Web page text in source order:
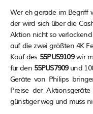
Wer eh gerade im Begriff
der wird sich über die
Aktion nicht so
auf die zwei größten 4K
Kauf des 55PUS9109wir
für den 55PUS7909und
Geräte von Philips
Preise der
günstiger weg und muss